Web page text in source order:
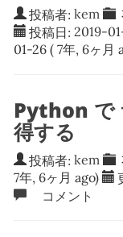
投稿者: kem
投稿日: 2019-
01-26 ( 7年, 6ヶ月
Python で
得する
投稿者: kem
7年, 6ヶ月 ago)
コメント